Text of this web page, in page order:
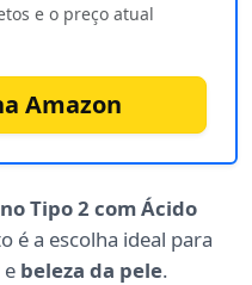
e o preço atual
Amazon
Tipo 2 com Ácido
é a escolha ideal para
e beleza da pele.